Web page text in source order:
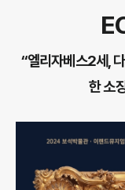
“엘리자베스2세,
한 소